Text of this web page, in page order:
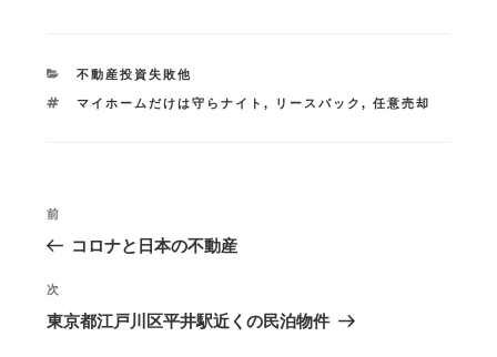
カ
ゴ
不動産投資失敗他
タ
マイホームだけは守らナイト, リースバック,任意売却
投
稿
ビ
ゲ
過
去
の
投
稿
前
コロナと日本の不動産
次
の
投
次
東京都江戸川区平井駅近くの民泊物件